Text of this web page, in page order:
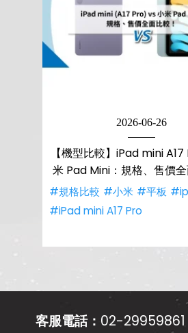
2026-06-26
【機型比較】iPad mini
米 Pad Mini：規格、售價全
#規格比較 #小米 #平板
#iPad mini A17 Pro
客服電話： 02-29959861